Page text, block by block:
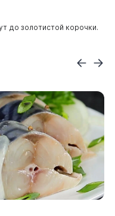
до золотистой корочки.